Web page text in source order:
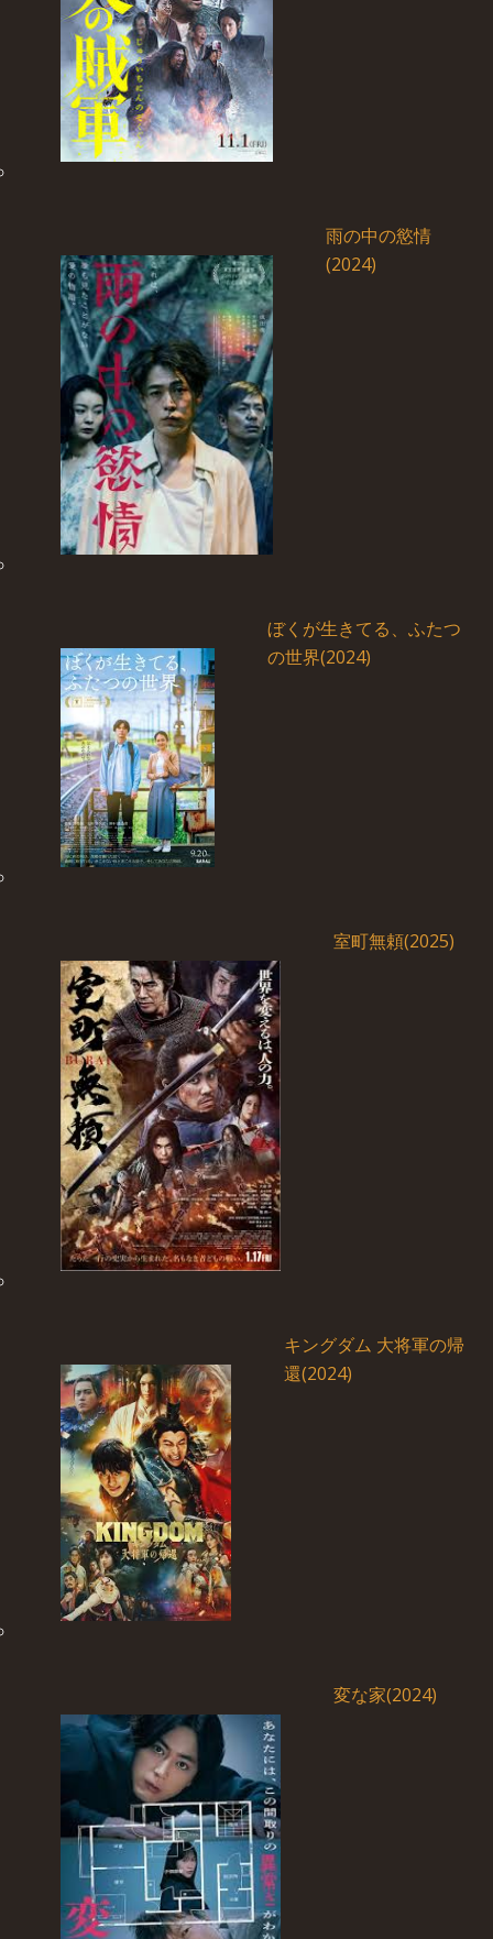
雨の中の慾情
(2024)
ぼくが生きてる、ふたつ
の世界(2024)
室町無頼(2025)
キングダム 大将軍の帰
還(2024)
変な家(2024)